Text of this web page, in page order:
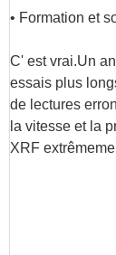
• Formation et
C' est vrai.Un
essais plus
de lectures
la vitesse et la
XRF